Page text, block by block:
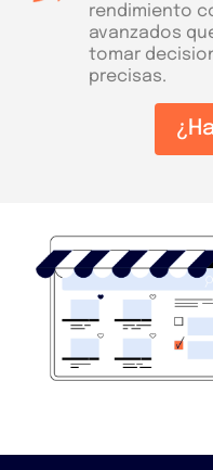
rendimiento
avanzados
tomar
precisas.